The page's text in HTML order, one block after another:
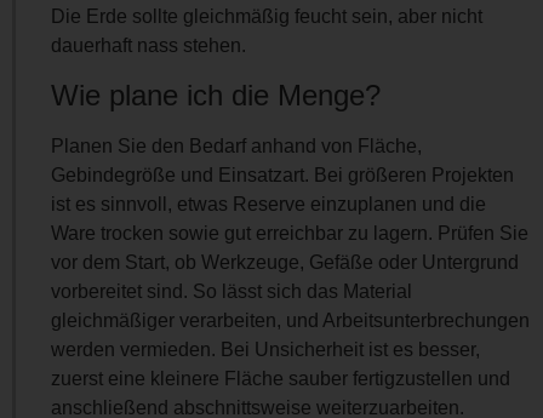
Die Erde sollte gleichmäßig feucht sein, aber nicht
dauerhaft nass stehen.
Wie plane ich die Menge?
Planen Sie den Bedarf anhand von Fläche,
Gebindegröße und Einsatzart. Bei größeren Projekten
ist es sinnvoll, etwas Reserve einzuplanen und die
Ware trocken sowie gut erreichbar zu lagern. Prüfen Sie
vor dem Start, ob Werkzeuge, Gefäße oder Untergrund
vorbereitet sind. So lässt sich das Material
gleichmäßiger verarbeiten, und Arbeitsunterbrechungen
werden vermieden. Bei Unsicherheit ist es besser,
zuerst eine kleinere Fläche sauber fertigzustellen und
anschließend abschnittsweise weiterzuarbeiten.